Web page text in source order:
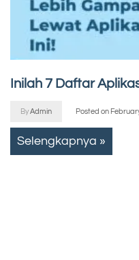
Inilah 7 Daftar
ByAdmin Posted on
Selengkapnya »